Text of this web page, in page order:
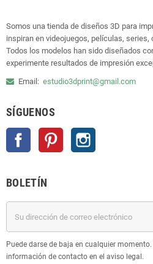
Somos una tienda de diseños 3D para
inspiran en videojuegos, películas,
Todos los modelos han sido diseñados
experimente resultados de impresión
Email: estudio3dprint@gmail.com
SÍGUENOS
Facebook Pinterest
BOLETÍN
Puede darse de baja en cualquier
información de contacto en el aviso legal.